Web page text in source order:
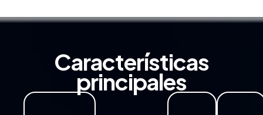
Características
principales